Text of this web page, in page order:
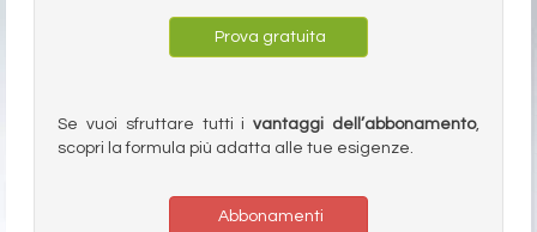
Prova gratuita
Se vuoi sfruttare tutti ivantaggi dell’abbonamento,
scopri la formula più adatta alle tue esigenze.
Abbonamenti